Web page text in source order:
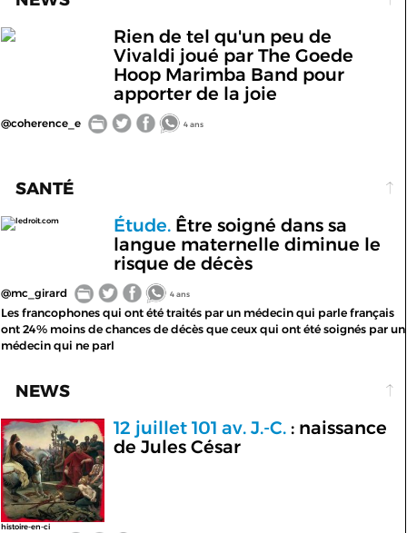
Rien de tel qu'un peu de
Vivaldi joué par The Goede
Hoop Marimba Band pour
apporter de la joie
@coherence_e 4 ans
SANTÉ
ledroit.com Étude.Être soigné dans sa
langue maternelle diminue le
risque de décès
@mc_girard 4 ans
Les francophones qui ont été traités par un médecin qui parle français
ont 24% moins de chances de décès que ceux qui ont été soignés par un
médecin qui ne parl
NEWS
histoire-en-ci
12 juillet 101 av. J.-C.: naissance
de Jules César